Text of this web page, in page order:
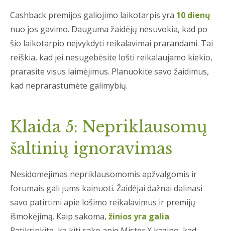
Cashback premijos galiojimo laikotarpis yra 10 dienų
nuo jos gavimo. Dauguma žaidėjų nesuvokia, kad po
šio laikotarpio neįvykdyti reikalavimai prarandami. Tai
reiškia, kad jei nesugebėsite lošti reikalaujamo kiekio,
prarasite visus laimėjimus. Planuokite savo žaidimus,
kad neprarastumėte galimybių.
Klaida 5: Nepriklausomų
šaltinių ignoravimas
Nesidomėjimas nepriklausomomis apžvalgomis ir
forumais gali jums kainuoti. Žaidėjai dažnai dalinasi
savo patirtimi apie lošimo reikalavimus ir premijų
išmokėjimą. Kaip sakoma, žinios yra galia.